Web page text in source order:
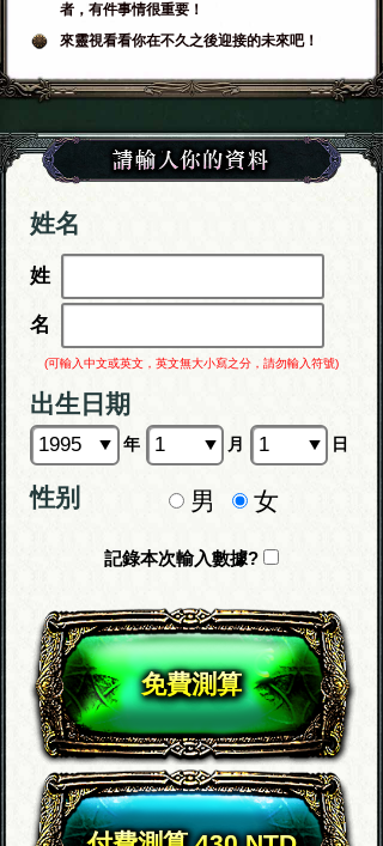
者，有件事情很重要！
來靈視看看你在不久之後迎接的未來吧！
姓名
姓
名
(可輸入中文或英文，英文無大小寫之分，請勿輸入符號)
出生日期
年 月 日
性别 男 女
記錄本次輸入數據?
免費測算